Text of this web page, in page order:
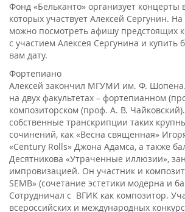
Фонд «Бельканто» организует концерты
которых участвует Алексей Сергунин.
можно посмотреть афишу предстоящих
с участием Алексея Сергунина и купить
вам дату.
Фортепиано
Алексей закончил МГУМИ им. Ф. Шопена.
на двух факультетах – фортепианном
композиторском (проф. А. В.
собственные транскрипции таких
сочинений, как «Весна священная»
«Century Rolls» Джона Адамса, а также
Десятникова «Утраченные иллюзии»,
импровизацией. Он участник и
SEMB» (сочетание эстетики модерна и
Сотрудничал с ВГИК как композитор.
всероссийских и международных